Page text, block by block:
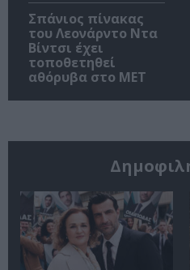
Σπάνιος πίνακας
του Λεονάρντο Ντα
Βίντσι έχει
τοποθετηθεί
αθόρυβα στο MET